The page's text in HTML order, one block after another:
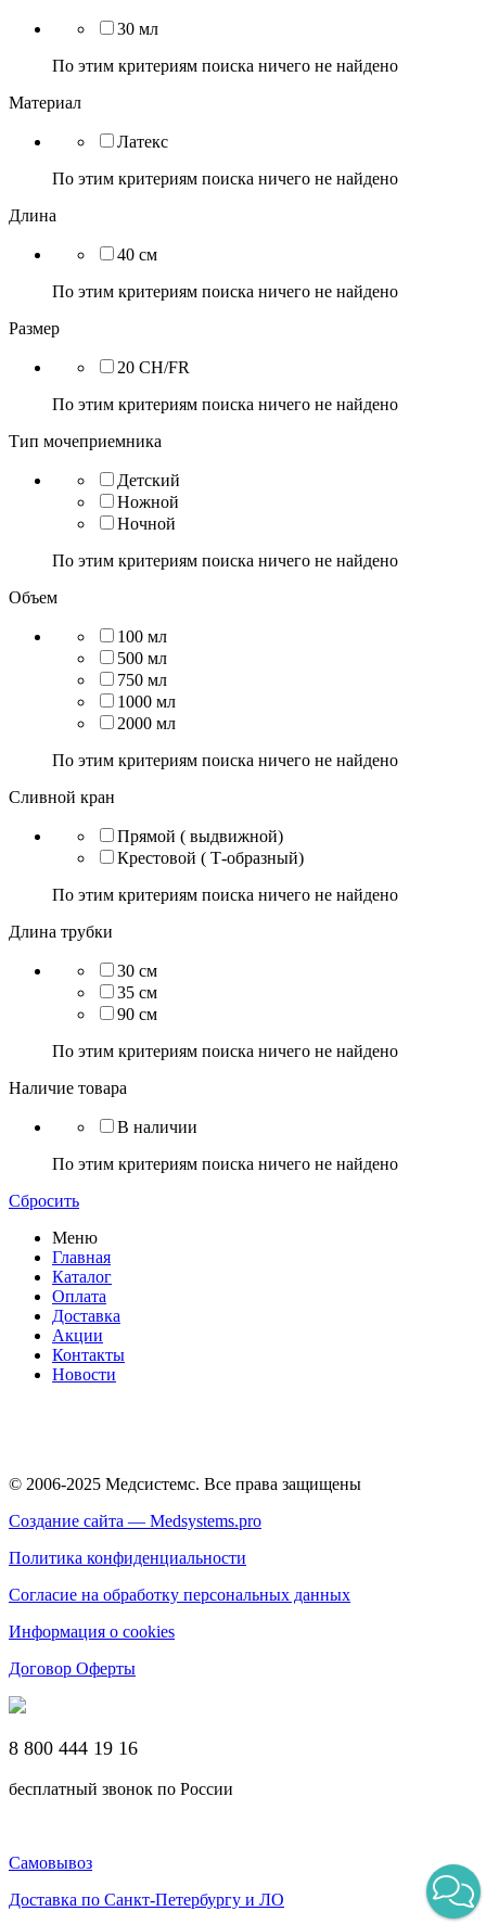
30 мл
По этим критериям поиска ничего не найдено
Материал
Латекс
По этим критериям поиска ничего не найдено
Длина
40 см
По этим критериям поиска ничего не найдено
Размер
20 CH/FR
По этим критериям поиска ничего не найдено
Тип мочеприемника
Детский
Ножной
Ночной
По этим критериям поиска ничего не найдено
Объем
100 мл
500 мл
750 мл
1000 мл
2000 мл
По этим критериям поиска ничего не найдено
Сливной кран
Прямой ( выдвижной)
Крестовой ( Т-образный)
По этим критериям поиска ничего не найдено
Длина трубки
30 см
35 см
90 см
По этим критериям поиска ничего не найдено
Наличие товара
В наличии
По этим критериям поиска ничего не найдено
Сбросить
Меню
Главная
Каталог
Оплата
Доставка
Акции
Контакты
Новости
© 2006-2025 Медсистемс. Все права защищены
Создание сайта — Medsystems.pro
Политика конфиденциальности
Согласие на обработку персональных данных
Информация о cookies
Договор Оферты
8 800 444 19 16
бесплатный звонок по России
Самовывоз
Доставка по Санкт-Петербургу и ЛО